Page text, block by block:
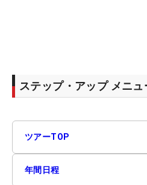
ステップ・アップ メニュ
ツアーTOP
年間日程